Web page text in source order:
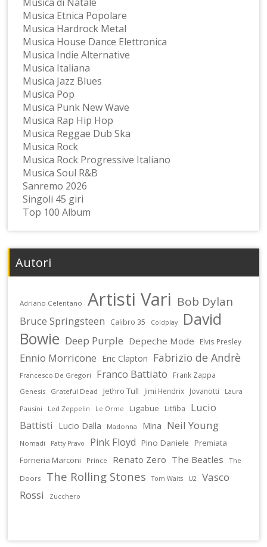
Musica Etnica Popolare
Musica Hardrock Metal
Musica House Dance Elettronica
Musica Indie Alternative
Musica Italiana
Musica Jazz Blues
Musica Pop
Musica Punk New Wave
Musica Rap Hip Hop
Musica Reggae Dub Ska
Musica Rock
Musica Rock Progressive Italiano
Musica Soul R&B
Sanremo 2026
Singoli 45 giri
Top 100 Album
Autori
Adriano Celentano Artisti Vari Bob Dylan
Bruce Springsteen Calibro 35 Coldplay
David
Bowie Deep Purple Depeche Mode Elvis Presley
Ennio Morricone Eric Clapton Fabrizio de Andrè
Francesco De Gregori Franco Battiato Frank Zappa
Genesis Grateful Dead Jethro Tull Jimi Hendrix Jovanotti
Laura
Pausini
Led Zeppelin Le Orme Ligabue Litfiba
Lucio
Battisti
Lucio Dalla Madonna Mina Neil Young
Nomadi Patty Pravo Pink Floyd Pino Daniele
Premiata
Forneria Marconi
Prince Renato Zero The Beatles
The
Doors
The Rolling Stones Tom Waits U2
Vasco
Rossi
Zucchero